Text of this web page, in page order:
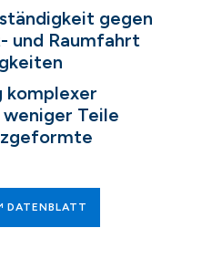
gegen
und Raumfahrt
komplexer
weniger Teile
DATENBLATT